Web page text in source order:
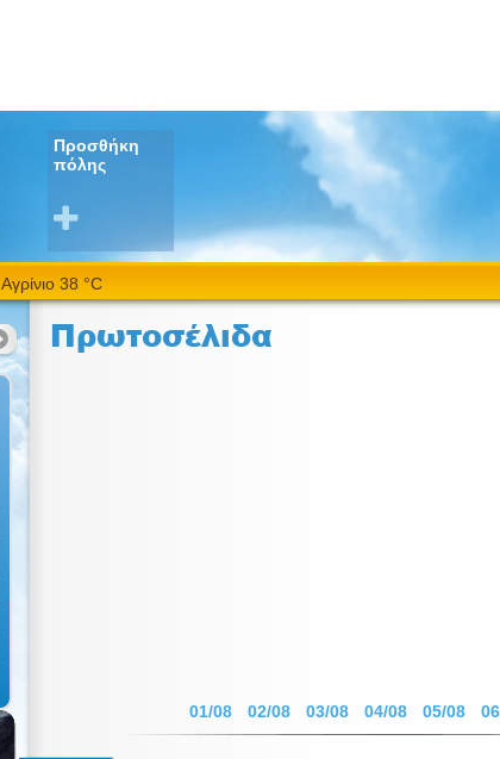
Προσθήκη
πόλης
Αγρίνιο 38 °C
Πρωτοσέλιδα
01/08 02/08 03/08 04/08 05/08